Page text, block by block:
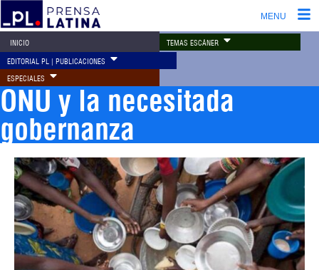
MENU
INICIO TEMAS ESCÁNER
EDITORIAL PL | PUBLICACIONES
ESPECIALES
ONU y la necesitada
gobernanza